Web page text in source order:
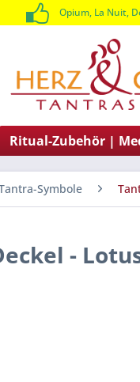
Opium, La Nuit,
Ritual-Zubehör |
Symbole
-